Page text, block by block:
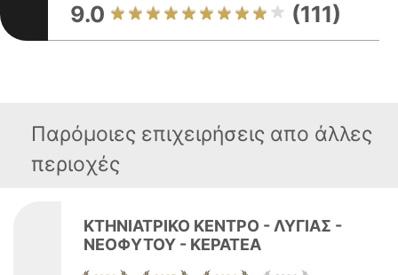
9.0 (111)
Παρόμοιες επιχειρήσεις απο άλλες
περιοχές
ΚΤΗΝΙΑΤΡΙΚΟ ΚΕΝΤΡΟ - ΛΥΓΙΑΣ -
ΝΕΟΦΥΤΟΥ - ΚΕΡΑΤΕΑ